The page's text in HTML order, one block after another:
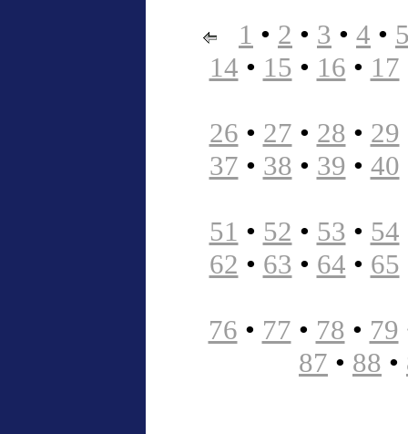
1 • 2 • 3 • 4 •
14 • 15 • 16 • 17
26 • 27 • 28 • 29
37 • 38 • 39 • 40
51 • 52 • 53 • 54
62 • 63 • 64 • 65
76 • 77 • 78 • 79
87 • 88 •